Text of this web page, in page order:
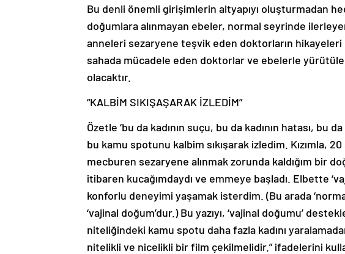
Bu denli önemli girişimlerin altyapıyı oluşturmadan
doğumlara alınmayan ebeler, normal seyrinde
anneleri sezaryene teşvik eden doktorların
sahada mücadele eden doktorlar ve ebelerle
olacaktır.
“KALBİM SIKIŞAŞARAK İZLEDİM”
Özetle ‘bu da kadının suçu, bu da kadının hatası, bu
bu kamu spotunu kalbim sıkışarak izledim. Kızımla,
mecburen sezaryene alınmak zorunda kaldığım bir
itibaren kucağımdaydı ve emmeye başladı. Elbette
konforlu deneyimi yaşamak isterdim. (Bu arada
‘vajinal doğum’dur.) Bu yazıyı, ‘vajinal doğumu’
niteliğindeki kamu spotu daha fazla kadını
nitelikli ve nicelikli bir film çekilmelidir.” ifadelerini